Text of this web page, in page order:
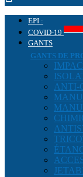
EPI :
COVID-19
GANTS
GANTS DE
ANTI-